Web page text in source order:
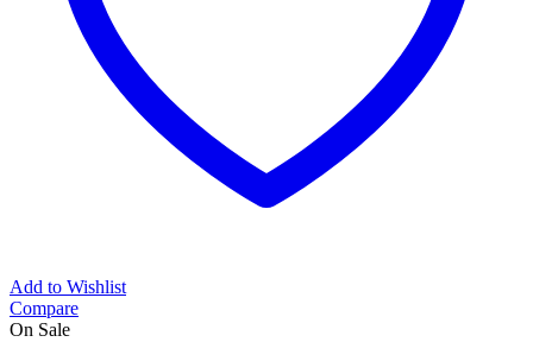
Add to Wishlist
Compare
On Sale